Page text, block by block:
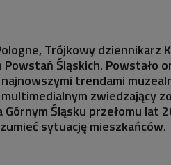
Trójkowy dziennikarz
Śląskich. Powstało
trendami
zwiedzający
Śląsku przełomu lat
sytuację mieszkańców.